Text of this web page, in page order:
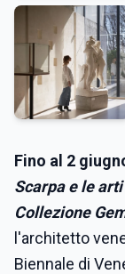
Fino al 2
Scarpa e le
Collezione
l'architetto
Biennale di